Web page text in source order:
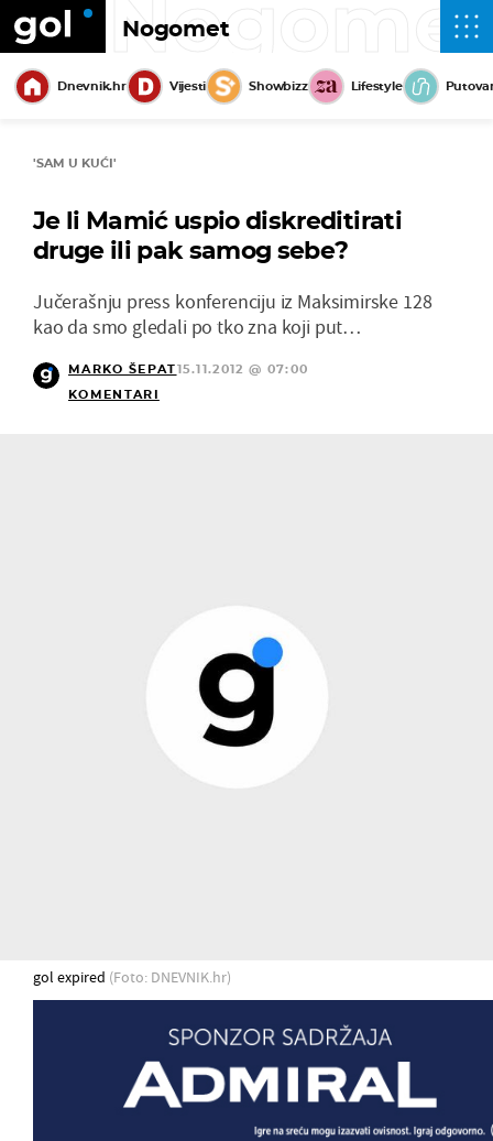
Nogomet
Dnevnik.hr Vijesti Showbizz Lifestyle
'SAM U KUĆI'
Je li Mamić uspio diskreditirati
druge ili pak samog sebe?
Jučerašnju press konferenciju iz Maksimirske 128
kao da smo gledali po tko zna koji put…
MARKO ŠEPAT15.11.2012 @ 07:00
KOMENTARI
gol expired (Foto: DNEVNIK.hr)